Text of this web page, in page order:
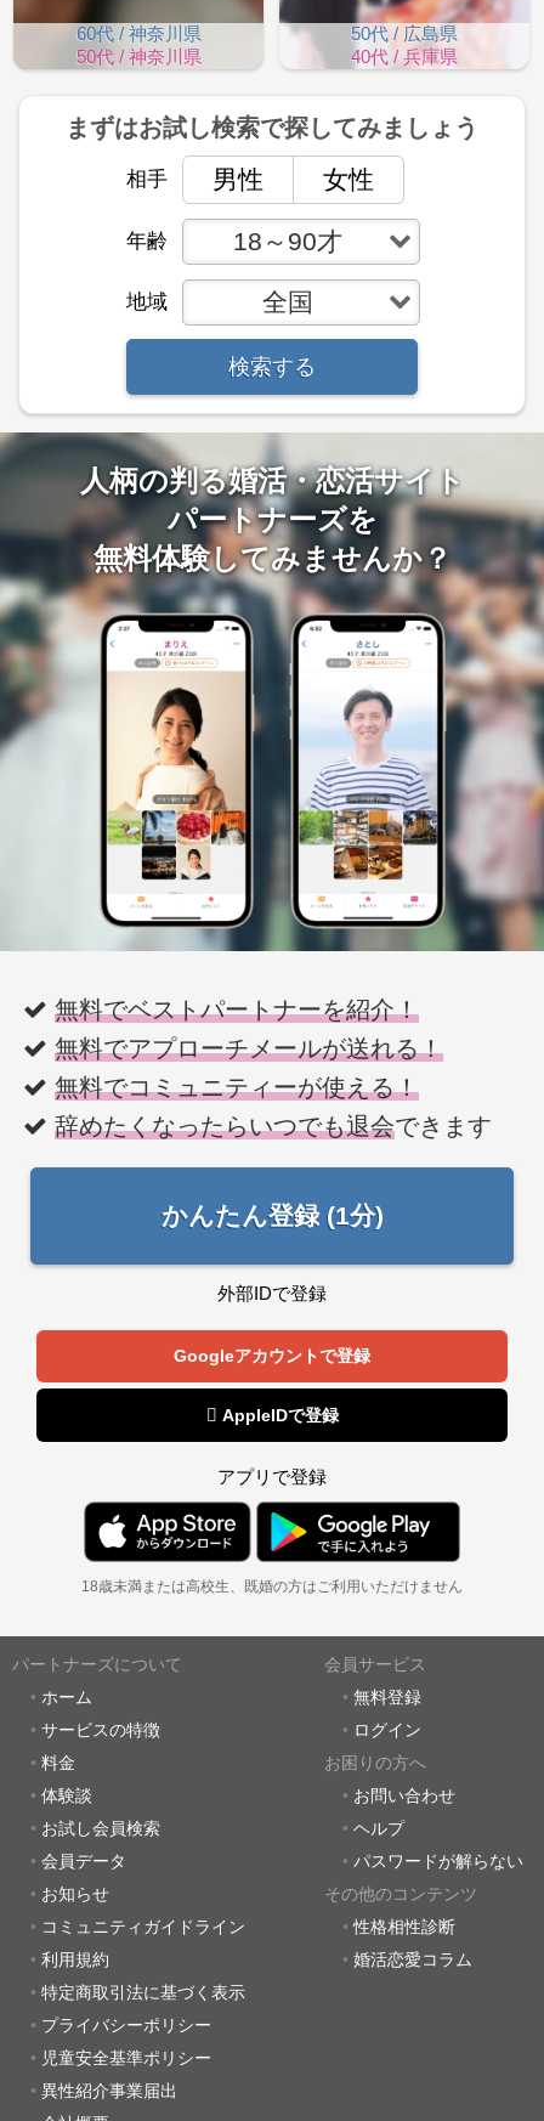
60代 / 神奈川県
50代 / 神奈川県
50代 / 広島県
40代 / 兵庫県
まずはお試し検索で探してみましょう
相手 男性 女性
年齢 18～90才
地域 全国
検索する
人柄の判る婚活・恋活サイト
パートナーズを
無料体験してみませんか？
無料でベストパートナーを紹介！
無料でアプローチメールが送れる！
無料でコミュニティーが使える！
辞めたくなったらいつでも退会できます
かんたん登録 (1分)
外部IDで登録
Googleアカウントで登録
 AppleIDで登録
アプリで登録
18歳未満または高校生、既婚の方はご利用いただけません
パートナーズについて
ホーム
サービスの特徴
料金
体験談
お試し会員検索
会員データ
お知らせ
コミュニティガイドライン
利用規約
特定商取引法に基づく表示
プライバシーポリシー
児童安全基準ポリシー
異性紹介事業届出
会員サービス
無料登録
ログイン
お困りの方へ
お問い合わせ
ヘルプ
パスワードが解らない
その他のコンテンツ
性格相性診断
婚活恋愛コラム